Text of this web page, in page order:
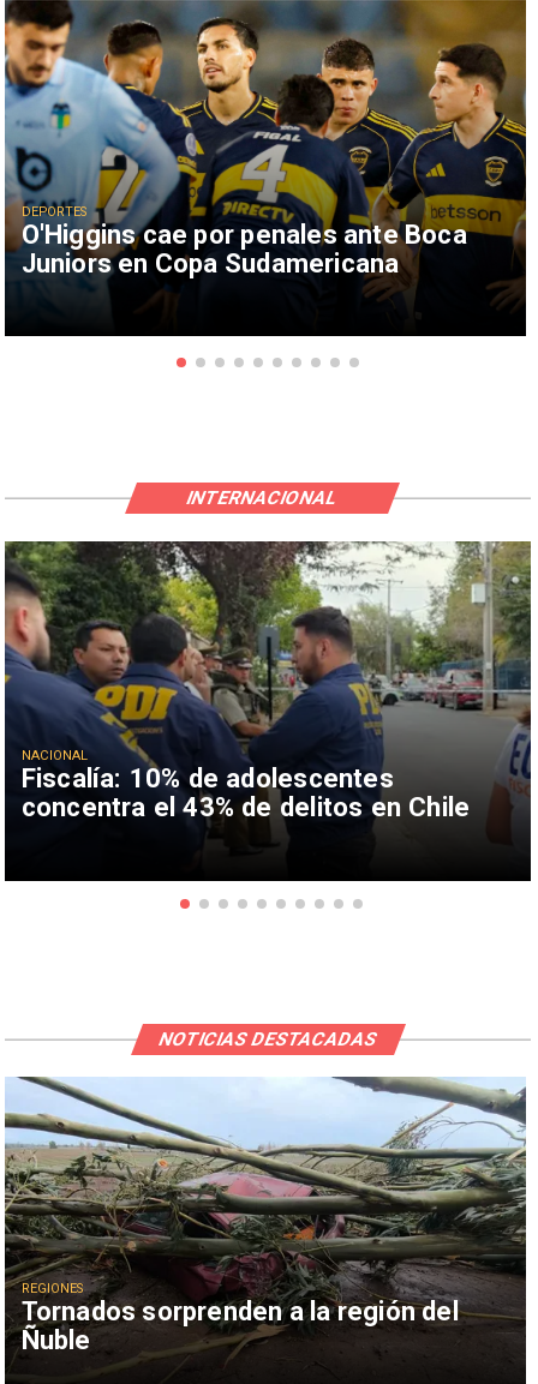
O'Higgins cae por penales ante Boca
Juniors en Copa Sudamericana
DEPORTES
Fiscalía: 10% de adolescentes
concentra el 43% de delitos en Chile
NACIONAL
INTERNACIONAL
Tornados sorprenden a la región del
Ñuble
REGIONES
NOTICIAS DESTACADAS